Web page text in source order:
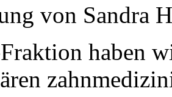
von Sandra
haben